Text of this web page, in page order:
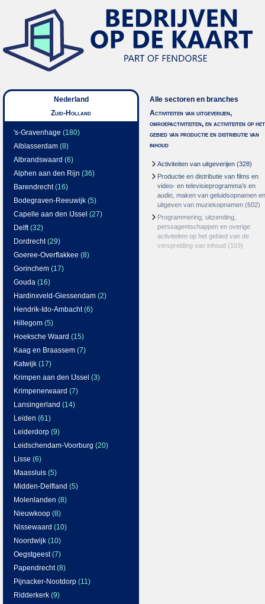
Nederland
Zuid-Holland
's-Gravenhage (180)
Alblasserdam (8)
Albrandswaard (6)
Alphen aan den Rijn (36)
Barendrecht(16)
Bodegraven-Reeuwijk (5)
Capelle aan den IJssel (27)
Delft(32)
Dordrecht(29)
Goeree-Overflakkee (8)
Gorinchem (17)
Gouda (16)
Hardinxveld-Giessendam (2)
Hendrik-Ido-Ambacht(6)
Hillegom (5)
Hoeksche Waard (15)
Kaag en Braassem (7)
Katwijk (17)
Krimpen aan den IJssel (3)
Krimpenerwaard (7)
Lansingerland (14)
Leiden (61)
Leiderdorp (9)
Leidschendam-Voorburg (20)
Lisse (6)
Maassluis (5)
Midden-Delfland (5)
Molenlanden (8)
Nieuwkoop (8)
Nissewaard (10)
Noordwijk (10)
Oegstgeest(7)
Papendrecht(8)
Pijnacker-Nootdorp (11)
Ridderkerk (9)
Alle sectoren en branches
Activiteiten van uitgeverijen,
omroepactiviteiten, en activiteiten op het
gebied van productie en distributie van
inhoud
Activiteiten van uitgeverijen (328)
Productie en distributie van films en
video- en televisieprogramma’s en
audio, maken van geluidsopnamen en
uitgeven van muziekopnamen (602)
Programmering, uitzending,
perssagentschappen en overige
activiteiten op het gebied van de
verspreiding van inhoud (103)